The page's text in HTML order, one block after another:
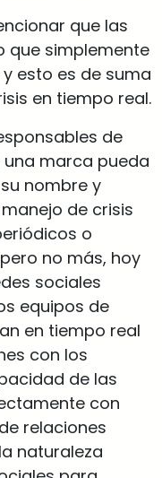
que las
que simplemente
esto es de suma
en tiempo real.
de
marca pueda
nombre y
de crisis
o
no más, hoy
sociales
equipos de
en tiempo real
con los
de las
con
relaciones
naturaleza